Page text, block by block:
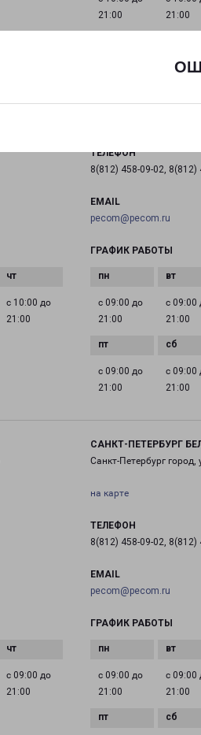
21:00
21:00
с 10:00 до
21:00
МУРИНО РУЧЬЕВСКИЙ
ТЕЛЕФОН
8(812) 458-09-02, 8(812)
EMAIL
pecom@pecom.ru
ГРАФИК РАБОТЫ
с 09:00 до
21:00
с 09:00
21:00
с 09:00 до
21:00
с 09:00
21:00
с 09:00 до
21:00
САНКТ-ПЕТЕРБУРГ
Санкт-Петербург
на карте
ТЕЛЕФОН
8(812) 458-09-02, 8(812)
EMAIL
pecom@pecom.ru
ГРАФИК РАБОТЫ
с 09:00 до
21:00
с 09:00
21:00